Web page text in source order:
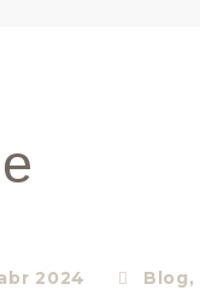
2024 Blog,